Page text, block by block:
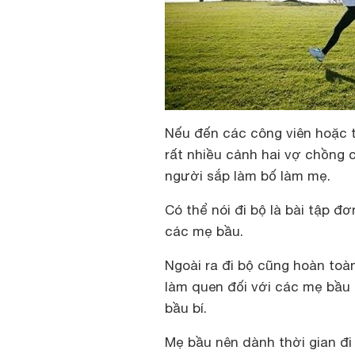
Nếu đến các công viên
rất nhiều cảnh hai vợ chồng
người sắp làm bố làm mẹ.
Có thể nói đi bộ là bài tập
các mẹ bầu.
Ngoài ra đi bộ cũng hoàn
làm quen đối với các mẹ
bầu bí.
Mẹ bầu nên dành thời gian